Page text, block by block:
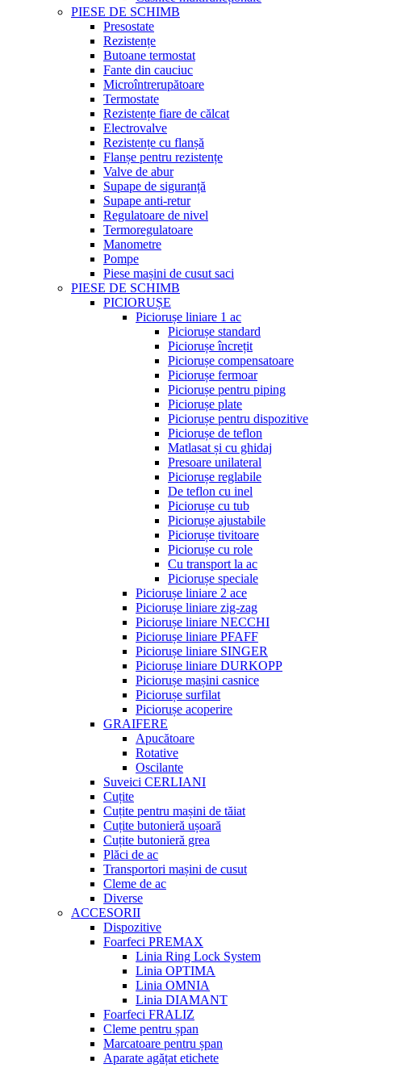
PIESE DE SCHIMB
Presostate
Rezistențe
Butoane termostat
Fante din cauciuc
Microîntrerupătoare
Termostate
Rezistențe fiare de călcat
Electrovalve
Rezistențe cu flanșă
Flanșe pentru rezistențe
Valve de abur
Supape de siguranță
Supape anti-retur
Regulatoare de nivel
Termoregulatoare
Manometre
Pompe
Piese mașini de cusut saci
PIESE DE SCHIMB
PICIORUȘE
Piciorușe liniare 1 ac
Piciorușe standard
Piciorușe încrețit
Piciorușe compensatoare
Piciorușe fermoar
Piciorușe pentru piping
Piciorușe plate
Piciorușe pentru dispozitive
Piciorușe de teflon
Matlasat și cu ghidaj
Presoare unilateral
Piciorușe reglabile
De teflon cu inel
Piciorușe cu tub
Piciorușe ajustabile
Piciorușe tivitoare
Piciorușe cu role
Cu transport la ac
Piciorușe speciale
Piciorușe liniare 2 ace
Piciorușe liniare zig-zag
Piciorușe liniare NECCHI
Piciorușe liniare PFAFF
Piciorușe liniare SINGER
Piciorușe liniare DURKOPP
Piciorușe mașini casnice
Piciorușe surfilat
Piciorușe acoperire
GRAIFERE
Apucătoare
Rotative
Oscilante
Suveici CERLIANI
Cuțite
Cuțite pentru mașini de tăiat
Cuțite butonieră ușoară
Cuțite butonieră grea
Plăci de ac
Transportori mașini de cusut
Cleme de ac
Diverse
ACCESORII
Dispozitive
Foarfeci PREMAX
Linia Ring Lock System
Linia OPTIMA
Linia OMNIA
Linia DIAMANT
Foarfeci FRALIZ
Cleme pentru șpan
Marcatoare pentru șpan
Aparate agățat etichete